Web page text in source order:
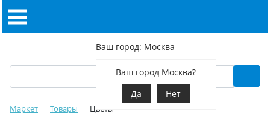
Ваш город: Москва
Ваш город Москва?
Да
Нет
Маркет Товары Цветы